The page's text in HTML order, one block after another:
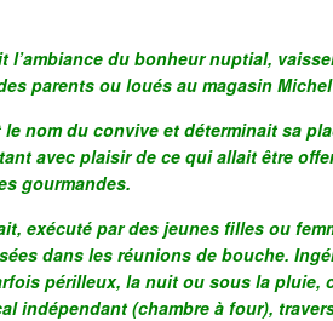
l’ambiance du bonheur nuptial,
parents ou loués au magasin
nom du convive et déterminait sa
avec plaisir de ce qui allait être
gourmandes.
exécuté par des jeunes filles ou
dans les réunions de bouche.
périlleux, la nuit ou sous la pluie,
indépendant (chambre à four),